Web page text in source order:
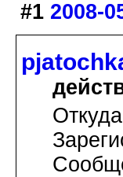
#1 2008-